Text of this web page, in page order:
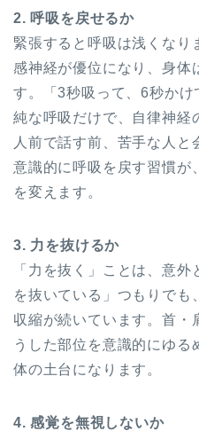
2. 呼吸を戻せるか
緊張すると呼吸は浅くなり
感神経が優位になり、身体
す。「3秒吸って、6秒か
純な呼吸だけで、自律神経
人前で話す前、苦手な人
意識的に呼吸を戻す習慣が
を変えます。
3. 力を抜けるか
「力を抜く」ことは、意
を抜いている」つもりでも
収縮が続いています。首
うした部位を意識的にゆる
体の土台になります。
4. 感覚を無視しないか